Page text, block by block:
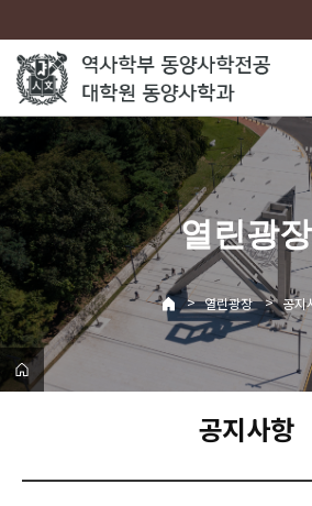
로
메
뉴
열린광장
> 열린광장 > 공지
공지사항